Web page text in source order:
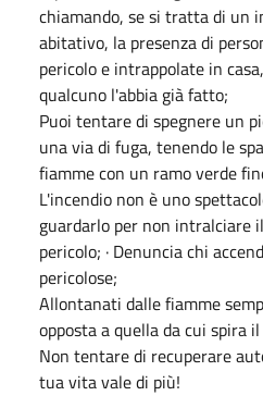
chiamando, se si tratta di un
abitativo, la presenza di
pericolo e intrappolate in
qualcuno l'abbia già fatto;
Puoi tentare di spegnere un
una via di fuga, tenendo le
fiamme con un ramo verde
L'incendio non è uno
guardarlo per non intralciare
pericolo; · Denuncia chi
pericolose;
Allontanati dalle fiamme
opposta a quella da cui spira
Non tentare di recuperare
tua vita vale di più!